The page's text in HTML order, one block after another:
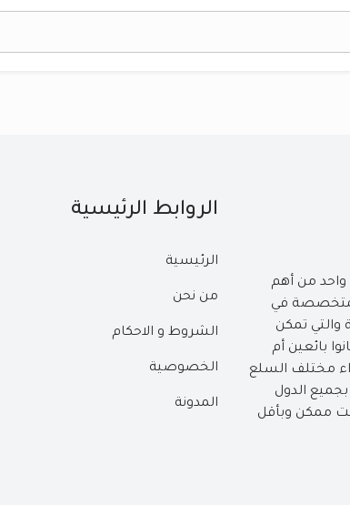
من أهم
المتخصصة في
والتي تمكن
بائعين أم
مختلف السلع
الدول
ممكن وبأقل
الروابط الرئيسية
الرئيسية
من نحن
الشروط و الاحكام
الخصوصية
المدونة